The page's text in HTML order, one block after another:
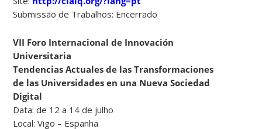
Submissão de Trabalhos: Encerrado
VII Foro Internacional de Innovación
Universitaria
Tendencias Actuales de las Transformaciones
de las Universidades en una Nueva Sociedad
Digital
Data: de 12 a 14 de julho
Local: Vigo – Espanha